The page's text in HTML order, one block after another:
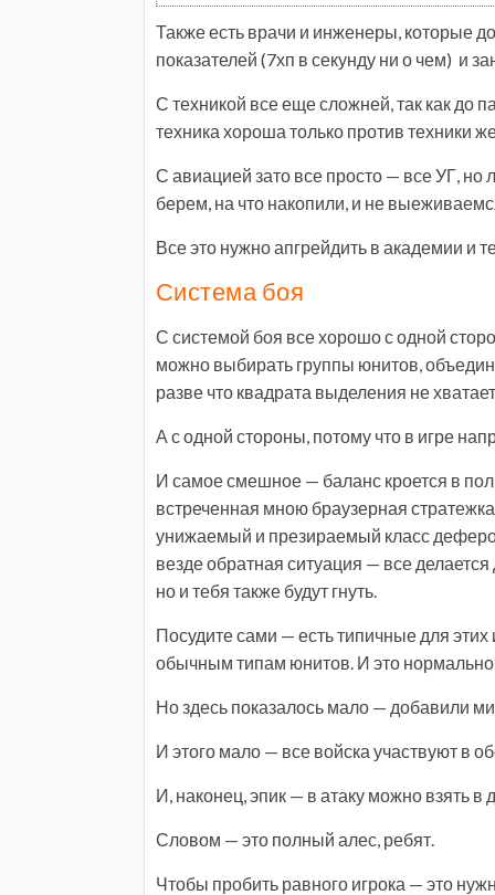
Также есть врачи и инженеры, которые
показателей (7хп в секунду ни о чем) и
С техникой все еще сложней, так как до
техника хороша только против техники
С авиацией зато все просто — все УГ,
берем, на что накопили, и не
Все это нужно апгрейдить в академии и
Система боя
С системой боя все хорошо с одной
можно выбирать группы юнитов,
разве что квадрата выделения не
А с одной стороны, потому что в игре
И самое смешное — баланс кроется в
встреченная мною браузерная
унижаемый и презираемый класс
везде обратная ситуация — все
но и тебя также будут гнуть.
Посудите сами — есть типичные для
обычным типам юнитов. И это
Но здесь показалось мало — добавили
И этого мало — все войска участвуют в
И, наконец, эпик — в атаку можно взять в
Словом — это полный алес, ребят.
Чтобы пробить равного игрока — это